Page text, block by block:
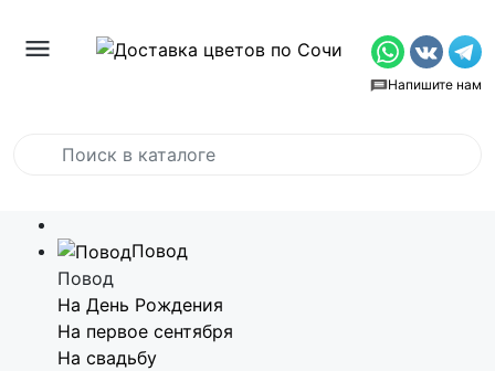
Напишите нам
Повод
Повод
На День Рождения
На первое сентября
На свадьбу